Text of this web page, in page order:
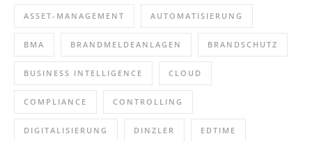
ASSET-MANAGEMENT AUTOMATISIERUNG
BMA BRANDMELDEANLAGEN BRANDSCHUTZ
BUSINESS INTELLIGENCE CLOUD
COMPLIANCE CONTROLLING
DIGITALISIERUNG DINZLER EDTIME